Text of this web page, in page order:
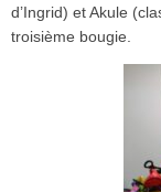
d’Ingrid) et Akule
troisième bougie.